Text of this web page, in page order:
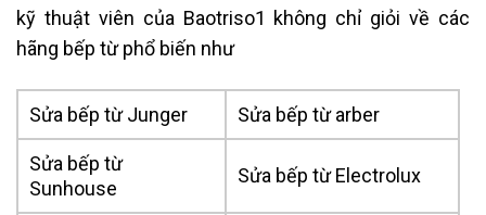
kỹ thuật viên của Baotriso1 không chỉ giỏi về các
hãng bếp từ phổ biến như
Sửa bếp từ Junger Sửa bếp từ arber
Sửa bếp từ
Sunhouse
Sửa bếp từ Electrolux